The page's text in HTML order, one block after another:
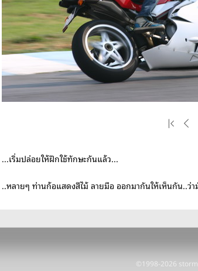
...เริ่มปล่อยให้ฝึกใช้ทักษะกันแล้ว...
..หลายๆ ท่านก้อแสดงสีไม้ ลายมือ ออกมากันให้เห็นกัน..ว่า
©1998-2026